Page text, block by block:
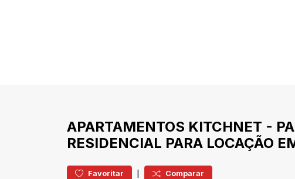
APARTAMENTOS KITCHNET -
RESIDENCIAL PARA LOCAÇÃO
Favoritar | Comparar